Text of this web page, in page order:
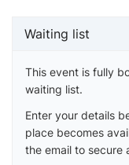
Waiting list
This event is fully
waiting list.
Enter your details
place becomes
the email to secure